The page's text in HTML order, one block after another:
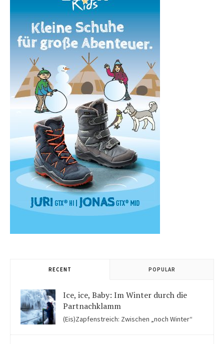
RECENT POPULAR
Ice, ice, Baby: Im Winter durch die
Partnachklamm
(Eis)Zapfenstreich: Zwischen „noch Winter“